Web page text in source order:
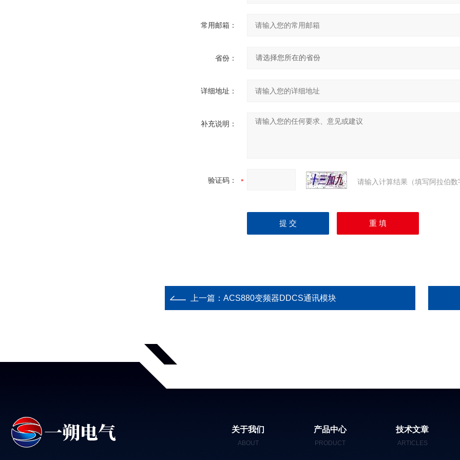
常用邮箱：
省份：
详细地址：
补充说明：
验证码： 请输入计算结果（填写阿拉伯
上一篇： ACS880变频器DDCS通讯模块
关于我们
ABOUT
产品中心
PRODUCT
技术文章
ARTICLES